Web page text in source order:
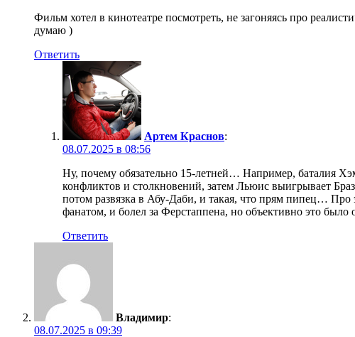
Фильм хотел в кинотеатре посмотреть, не загоняясь про
думаю )
Ответить
Артем Краснов:
08.07.2025 в 08:56
Ну, почему обязательно 15-летней… Например, баталия
конфликтов и столкновений, затем Льюис выигрывает
потом развязка в Абу-Даби, и такая, что прям пипец…
фанатом, и болел за Ферстаппена, но объективно это
Ответить
Владимир:
08.07.2025 в 09:39